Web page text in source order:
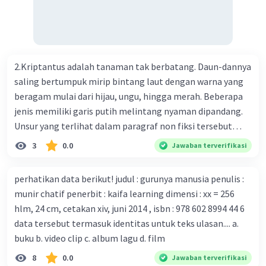
bersama sejumlah perusahaan biotek dan vaksin.
Beberapa waktu lalu, Kepala Laboratorium Identifikasi
Virus dari Institut Peter Doherty untuk Infeksi dan
kekebalan, Melbourne, Julian Druce, menyatakan mereka
mengembangkan virus Corona versi laboratorium dari
tubuh pasien yang terinfeksi untuk uji coba. Tanggapan
yang sesuai dengan berita tersebut adalah ... A.
serangan virus Corona dengan menemukan vaksin virus
tersebut. B. Para ilmuan perlu segera mempelajari virus
corona yang menjadi masalah besar bagi kesehatan dunia
karena persebarannya sangat cepat. C. Masyarakat perlu
mawas diri dan menjaga kesehatan dalam menghadapi
serangan virus corona yang mulai menyebar di Indonesia,
2.Kriptantus adalah tanaman tak berbatang. Daun-dannya
saling bertumpuk mirip bintang laut dengan warna yang
beragam mulai dari hijau, ungu, hingga merah. Beberapa
jenis memiliki garis putih melintang nyaman dipandang.
Unsur yang terlihat dalam paragraf non fiksi tersebut
adalah... A. cara menyajikan isi buku B. bahasa yang
digunakan C. tokoh dan penokohan D. penyajian alur cerita
3 0.0 Jawaban terverifikasi
perhatikan data berikut! judul : gurunya manusia penulis :
munir chatif penerbit : kaifa learning dimensi : xx = 256
hlm, 24 cm, cetakan xiv, juni 2014 , isbn : 978 602 8994 44 6
data tersebut termasuk identitas untuk teks ulasan.... a.
buku b. video clip c. album lagu d. film
8 0.0 Jawaban terverifikasi